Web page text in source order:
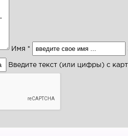
Имя *
Введите текст (или цифры) с